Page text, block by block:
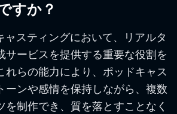
すか？
ャスティングにおいて、リアルタ
サービスを提供する重要な役割を
れらの能力により、ポッドキャス
ーンや感情を保持しながら、複数
を制作でき、質を落とすことなく